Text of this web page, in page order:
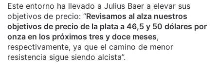
Este entorno ha llevado a Julius Baer a elevar sus
objetivos de precio: “Revisamos al alza nuestros
objetivos de precio de la plata a 46,5 y 50 dólares por
onza en los próximos tres y doce meses,
respectivamente, ya que el camino de menor
resistencia sigue siendo alcista”.